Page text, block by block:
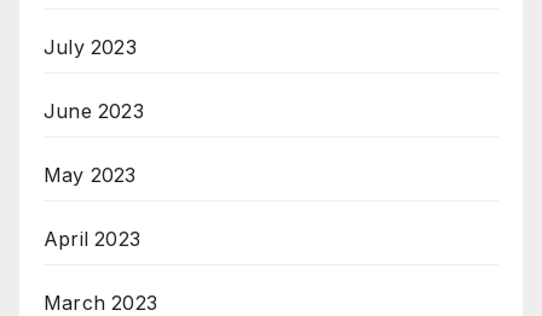
July 2023
June 2023
May 2023
April 2023
March 2023